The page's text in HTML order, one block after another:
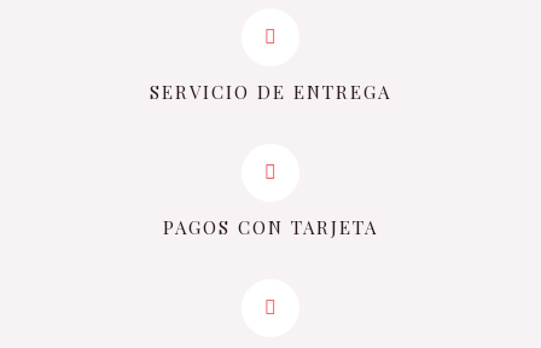
SERVICIO DE ENTREGA
PAGOS CON TARJETA